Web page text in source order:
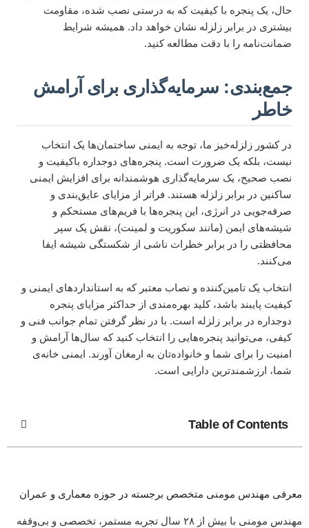
حال، یک پنجره با کیفیت که به درستی نصب شده، مقاومت
بیشتری در برابر زلزله نشان خواهد داد. همیشه شرایط
ضمانت‌نامه را با دقت مطالعه کنید.
جمع‌بندی: سرمایه‌گذاری برای آرامش
خاطر
در کشور زلزله‌خیز ما، توجه به ایمنی ساختمان‌ها یک انتخاب
نیست، بلکه یک ضرورت است. پنجره‌های دوجداره باکیفیت و
نصب صحیح، یک سرمایه‌گذاری هوشمندانه برای افزایش ایمنی
ساکنین در برابر زلزله هستند. فراتر از مزایای عایق‌بندی و
صرفه‌جویی در انرژی، این پنجره‌ها با فریم‌های مستحکم و
شیشه‌های ایمن (مانند سکوریت و لمینت)، نقش یک سپر
محافظتی را در برابر خطرات ناشی از شکستگی شیشه ایفا
می‌کنند.
انتخاب یک تامین‌کننده و نصاب معتبر که به استانداردهای ایمنی و
کیفیت پایبند باشد، کلید بهره‌مندی از حداکثر مزایای پنجره
دوجداره در برابر زلزله است. با در نظر گرفتن تمام جوانب فنی و
کیفی، می‌توانید پنجره‌هایی را انتخاب کنید که سال‌ها آرامش و
امنیت را برای شما و خانواده‌تان به ارمغان آورند. ایمنی خانه‌ی
شما، ارزشمندترین دارایی است.
Table of Contents
معرفی مهندس مومنی متخصص برجسته در حوزه معماری و عمران
مهندس مومنی با بیش از ۲۸ سال تجربه‌ مستمر، تخصصی و بی‌وقفه